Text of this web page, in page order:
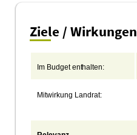
Ziele / Wirkungen
Im Budget enthalten:
Mitwirkung Landrat: